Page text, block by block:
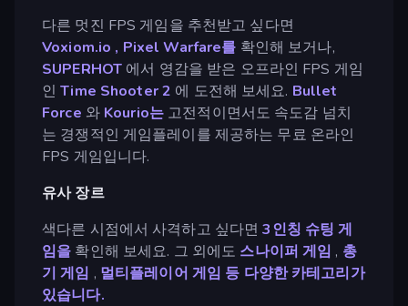
다른 멋진 FPS 게임을 추천받고 싶다면
Voxiom.io , Pixel Warfare를 확인해 보거나,
SUPERHOT 에서 영감을 받은 오프라인 FPS 게임
인Time Shooter 2 에 도전해 보세요. Bullet
Force 와 Kourio는 고전적이면서도 속도감 넘치
는 경쟁적인 게임플레이를 제공하는 무료 온라인
FPS 게임입니다.
유사 장르
색다른 시점에서 사격하고 싶다면3인칭 슈팅 게
임을 확인해 보세요. 그 외에도 스나이퍼 게임 , 총
기 게임 , 멀티플레이어 게임 등 다양한 카테고리가
있습니다.